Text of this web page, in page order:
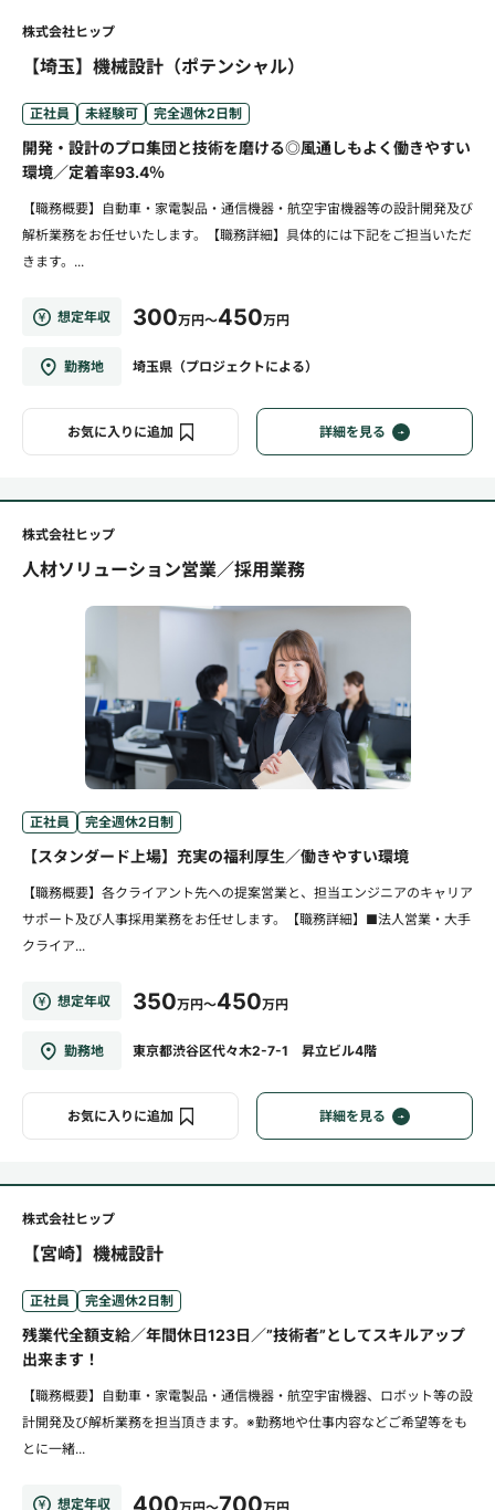
株式会社ヒップ
【埼玉】機械設計（ポテンシャル）
正社員 未経験可 完全週休2日制
開発・設計のプロ集団と技術を磨ける◎風通しもよく働きやすい
環境／定着率93.4％
【職務概要】自動車・家電製品・通信機器・航空宇宙機器等の設計開発及び
解析業務をお任せいたします。【職務詳細】具体的には下記をご担当いただ
きます。...
想定年収 300万円～450万円
勤務地 埼玉県（プロジェクトによる）
お気に入りに追加 詳細を見る
株式会社ヒップ
人材ソリューション営業／採用業務
正社員 完全週休2日制
【スタンダード上場】充実の福利厚生／働きやすい環境
【職務概要】各クライアント先への提案営業と、担当エンジニアのキャリア
サポート及び人事採用業務をお任せします。【職務詳細】■法人営業・大手
クライア...
想定年収 350万円～450万円
勤務地 東京都渋谷区代々木2-7-1 昇立ビル4階
お気に入りに追加 詳細を見る
株式会社ヒップ
【宮崎】機械設計
正社員 完全週休2日制
残業代全額支給／年間休日123日／”技術者”としてスキルアップ
出来ます！
【職務概要】自動車・家電製品・通信機器・航空宇宙機器、ロボット等の設
計開発及び解析業務を担当頂きます。※勤務地や仕事内容などご希望等をも
とに一緒...
想定年収 400万円～700万円